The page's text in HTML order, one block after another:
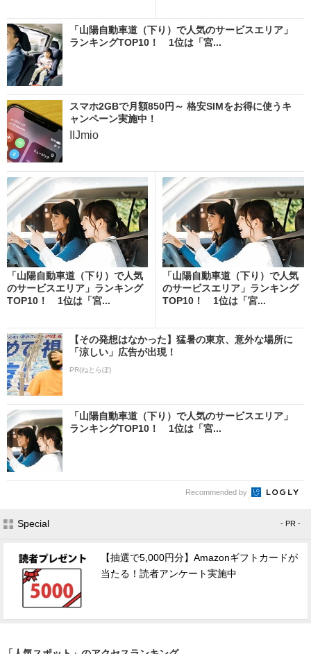
「山陽自動車道（下り）で人気のサービスエリア」
ランキングTOP10！ 1位は「宮...
スマホ2GBで月額850円～ 格安SIMをお得に使うキ
ャンペーン実施中！
IIJmio
「山陽自動車道（下り）で人気
のサービスエリア」ランキング
TOP10！ 1位は「宮...
「山陽自動車道（下り）で人気
のサービスエリア」ランキング
TOP10！ 1位は「宮...
【その発想はなかった】猛暑の東京、意外な場所に
「涼しい」広告が出現！
PR(ねとらぼ)
「山陽自動車道（下り）で人気のサービスエリア」
ランキングTOP10！ 1位は「宮...
Recommended by
Special - PR -
【抽選で5,000円分】Amazonギフトカードが
当たる！読者アンケート実施中